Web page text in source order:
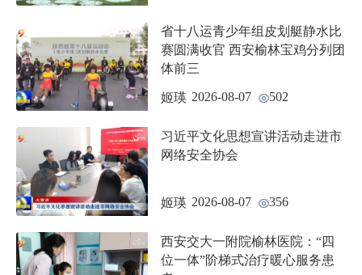
省十八运青少年组皮划艇静水比
赛圆满收官 西安榆林宝鸡分列团
体前三
姬瑛 2026-08-07 502
习近平文化思想宣讲活动走进市
网络安全协会
姬瑛 2026-08-07 356
西安交大一附院榆林医院：“四
位一体”阶梯式治疗暖心服务患